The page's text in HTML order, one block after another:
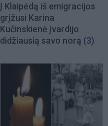
Į Klaipėdą iš emigracijos
grįžusi Karina
Kučinskienė įvardijo
didžiausią savo norą (3)